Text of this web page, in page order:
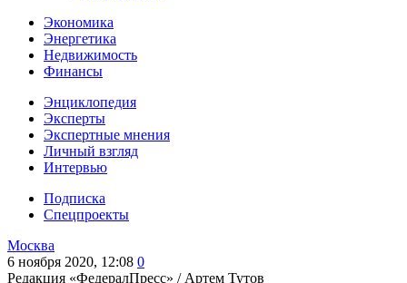
Экономика
Энергетика
Недвижимость
Финансы
Энциклопедия
Эксперты
Экспертные мнения
Личный взгляд
Интервью
Подписка
Спецпроекты
Москва
6 ноября 2020, 12:08 0
Редакция «ФедералПресс» / Артем Тутов